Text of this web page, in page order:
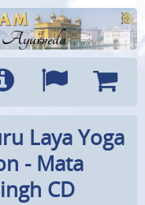
Ayurveda
Sprachen
Laya Yoga
- Mata
CD